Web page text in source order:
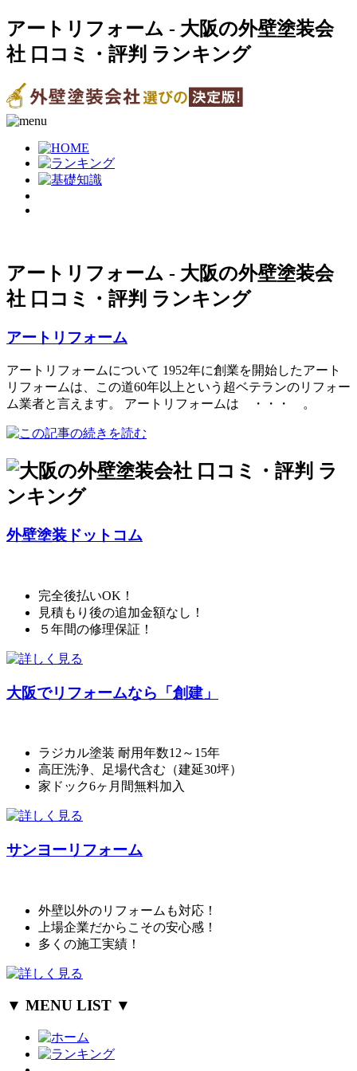
アートリフォーム - 大阪の外壁塗装会
社 口コミ・評判 ランキング
アートリフォーム - 大阪の外壁塗装会
社 口コミ・評判 ランキング
アートリフォーム
アートリフォームについて 1952年に創業を開始したアート
リフォームは、この道60年以上という超ベテランのリフォー
ム業者と言えます。 アートリフォームは ・・・ 。
外壁塗装ドットコム
完全後払いOK！
見積もり後の追加金額なし！
５年間の修理保証！
大阪でリフォームなら「創建」
ラジカル塗装 耐用年数12～15年
高圧洗浄、足場代含む（建延30坪）
家ドック6ヶ月間無料加入
サンヨーリフォーム
外壁以外のリフォームも対応！
上場企業だからこその安心感！
多くの施工実績！
▼ MENU LIST ▼